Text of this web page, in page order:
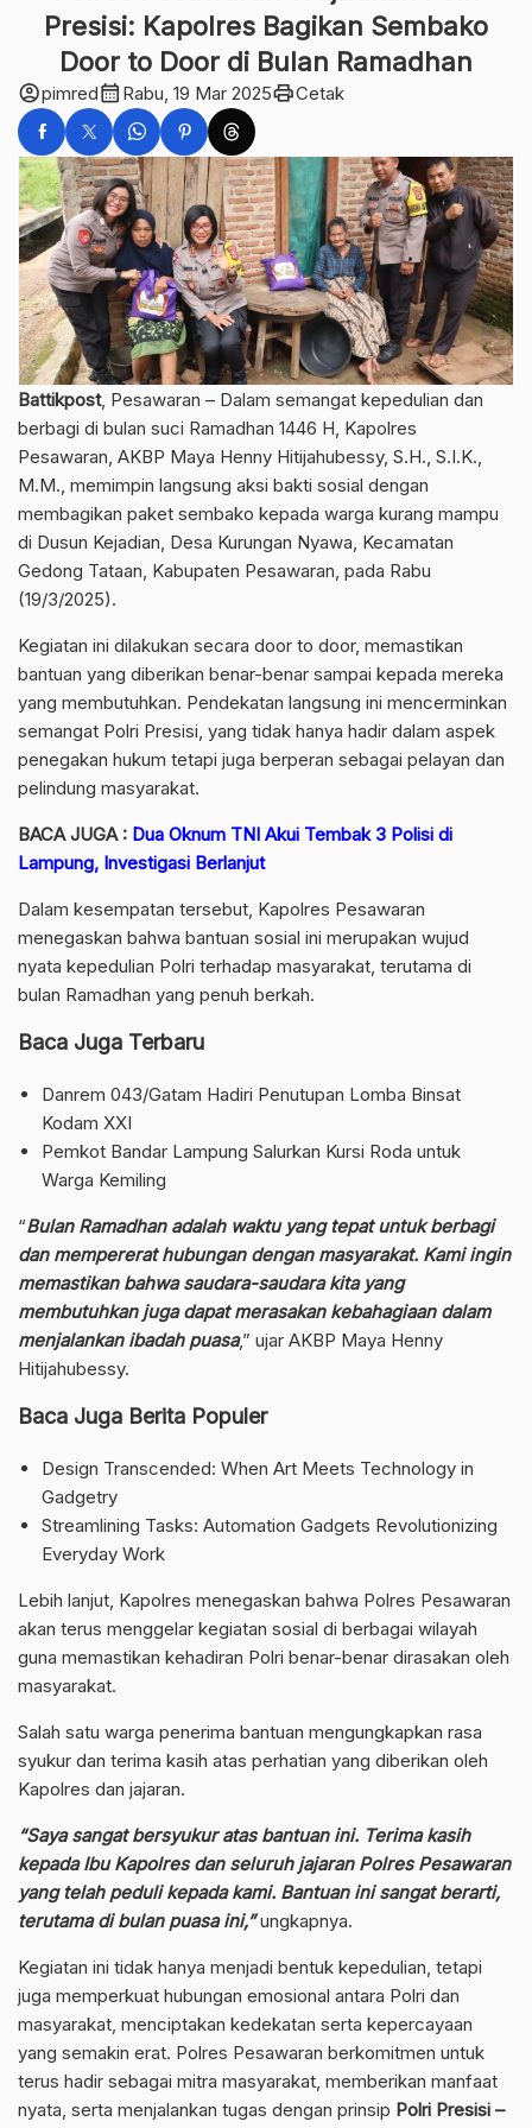
Presisi: Kapolres Bagikan Sembako
Door to Door di Bulan Ramadhan
account_circlepimredcalendar_month Rabu, 19 Mar 2025printCetak
Battikpost, Pesawaran – Dalam semangat kepedulian dan
berbagi di bulan suci Ramadhan 1446 H, Kapolres
Pesawaran, AKBP Maya Henny Hitijahubessy, S.H., S.I.K.,
M.M., memimpin langsung aksi bakti sosial dengan
membagikan paket sembako kepada warga kurang mampu
di Dusun Kejadian, Desa Kurungan Nyawa, Kecamatan
Gedong Tataan, Kabupaten Pesawaran, pada Rabu
(19/3/2025).
Kegiatan ini dilakukan secara door to door, memastikan
bantuan yang diberikan benar-benar sampai kepada mereka
yang membutuhkan. Pendekatan langsung ini mencerminkan
semangat Polri Presisi, yang tidak hanya hadir dalam aspek
penegakan hukum tetapi juga berperan sebagai pelayan dan
pelindung masyarakat.
BACA JUGA : Dua Oknum TNI Akui Tembak 3 Polisi di
Lampung, Investigasi Berlanjut
Dalam kesempatan tersebut, Kapolres Pesawaran
menegaskan bahwa bantuan sosial ini merupakan wujud
nyata kepedulian Polri terhadap masyarakat, terutama di
bulan Ramadhan yang penuh berkah.
Baca Juga Terbaru
Danrem 043/Gatam Hadiri Penutupan Lomba Binsat
Kodam XXI
Pemkot Bandar Lampung Salurkan Kursi Roda untuk
Warga Kemiling
“Bulan Ramadhan adalah waktu yang tepat untuk berbagi
dan mempererat hubungan dengan masyarakat. Kami ingin
memastikan bahwa saudara-saudara kita yang
membutuhkan juga dapat merasakan kebahagiaan dalam
menjalankan ibadah puasa,” ujar AKBP Maya Henny
Hitijahubessy.
Baca Juga Berita Populer
Design Transcended: When Art Meets Technology in
Gadgetry
Streamlining Tasks: Automation Gadgets Revolutionizing
Everyday Work
Lebih lanjut, Kapolres menegaskan bahwa Polres Pesawaran
akan terus menggelar kegiatan sosial di berbagai wilayah
guna memastikan kehadiran Polri benar-benar dirasakan oleh
masyarakat.
Salah satu warga penerima bantuan mengungkapkan rasa
syukur dan terima kasih atas perhatian yang diberikan oleh
Kapolres dan jajaran.
“Saya sangat bersyukur atas bantuan ini. Terima kasih
kepada Ibu Kapolres dan seluruh jajaran Polres Pesawaran
yang telah peduli kepada kami. Bantuan ini sangat berarti,
terutama di bulan puasa ini,”ungkapnya.
Kegiatan ini tidak hanya menjadi bentuk kepedulian, tetapi
juga memperkuat hubungan emosional antara Polri dan
masyarakat, menciptakan kedekatan serta kepercayaan
yang semakin erat. Polres Pesawaran berkomitmen untuk
terus hadir sebagai mitra masyarakat, memberikan manfaat
nyata, serta menjalankan tugas dengan prinsip Polri Presisi –